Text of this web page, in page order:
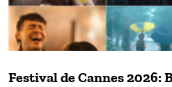
Festival de Cannes 2026: